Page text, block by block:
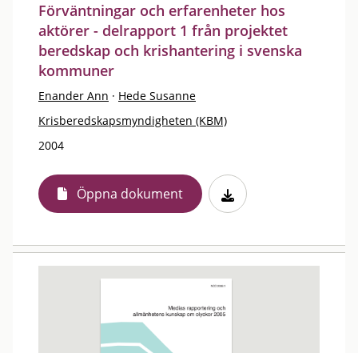
Förväntningar och erfarenheter hos
aktörer - delrapport 1 från projektet
beredskap och krishantering i svenska
kommuner
Enander Ann · Hede Susanne
Krisberedskapsmyndigheten (KBM)
2004
Öppna dokument